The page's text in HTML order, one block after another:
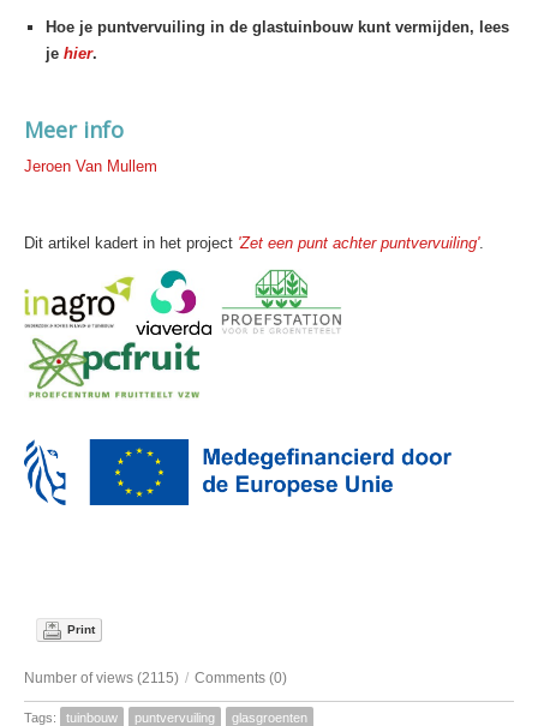
Hoe je puntvervuiling in de glastuinbouw kunt vermijden, lees
je hier.
Meer info
Jeroen Van Mullem
Dit artikel kadert in het project 'Zet een punt achter puntvervuiling'.
Print
Number of views (2115) / Comments (0)
Tags: tuinbouw puntvervuiling glasgroenten